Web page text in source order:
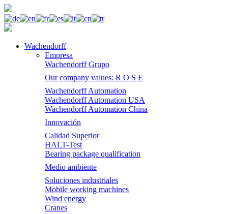
Wachendorff
Empresa
Wachendorff Grupo
Our company values: R O S E
Wachendorff Automation
Wachendorff Automation USA
Wachendorff Automation China
Innovación
Calidad Superior
HALT-Test
Bearing package qualification
Medio ambiente
Soluciones industriales
Mobile working machines
Wind energy
Cranes